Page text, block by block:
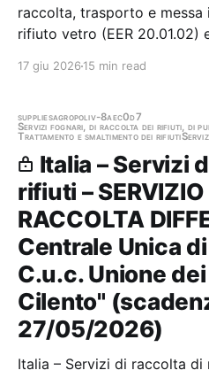
raccolta, trasporto e
rifiuto vetro (EER 20.01.02)
territoriale di CLARA S.p.A.
17 giu 2026 15 min read
suppliesagropoliv-8aec0d7
Servizi fognari, di raccolta dei rifiuti, di
Trattamento e smaltimento dei rifiuti
Italia – Servizi
rifiuti – SERVIZIO
RACCOLTA
Centrale Unica
C.u.c. Unione
Cilento"
27/05/2026)
Italia – Servizi di raccolta di